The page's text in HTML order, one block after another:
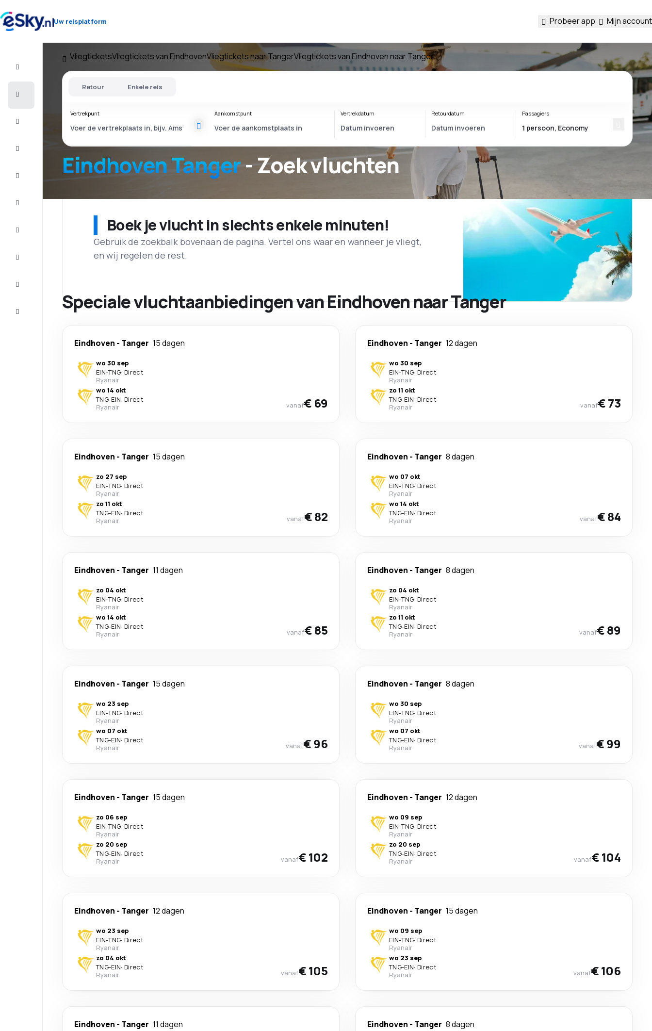
Uw reisplatform Probeer app Mijn account
VliegticketsVliegtickets van EindhovenVliegtickets naar TangerVliegtickets van Eindhoven naar Tanger
Eindhoven Tanger- Zoek vluchten
Retour Enkele reis
Vertrekpunt Aankomstpunt Vertrekdatum Retourdatum Passagiers
Boek je vlucht in slechts enkele minuten!
Gebruik de zoekbalk bovenaan de pagina. Vertel ons waar en wanneer je vliegt,
en wij regelen de rest.
Speciale vluchtaanbiedingen van Eindhoven naar Tanger
Eindhoven - Tanger 15 dagen
wo 30 sep
EIN-TNG· Direct
Ryanair
wo 14 okt
TNG-EIN· Direct
Ryanair
vanaf€ 69
Eindhoven - Tanger 12 dagen
wo 30 sep
EIN-TNG· Direct
Ryanair
zo 11 okt
TNG-EIN· Direct
Ryanair
vanaf€ 73
Eindhoven - Tanger 15 dagen
zo 27 sep
EIN-TNG· Direct
Ryanair
zo 11 okt
TNG-EIN· Direct
Ryanair
vanaf€ 82
Eindhoven - Tanger 8 dagen
wo 07 okt
EIN-TNG· Direct
Ryanair
wo 14 okt
TNG-EIN· Direct
Ryanair
vanaf€ 84
Eindhoven - Tanger 11 dagen
zo 04 okt
EIN-TNG· Direct
Ryanair
wo 14 okt
TNG-EIN· Direct
Ryanair
vanaf€ 85
Eindhoven - Tanger 8 dagen
zo 04 okt
EIN-TNG· Direct
Ryanair
zo 11 okt
TNG-EIN· Direct
Ryanair
vanaf€ 89
Eindhoven - Tanger 15 dagen
wo 23 sep
EIN-TNG· Direct
Ryanair
wo 07 okt
TNG-EIN· Direct
Ryanair
vanaf€ 96
Eindhoven - Tanger 8 dagen
wo 30 sep
EIN-TNG· Direct
Ryanair
wo 07 okt
TNG-EIN· Direct
Ryanair
vanaf€ 99
Eindhoven - Tanger 15 dagen
zo 06 sep
EIN-TNG· Direct
Ryanair
zo 20 sep
TNG-EIN· Direct
Ryanair
vanaf€ 102
Eindhoven - Tanger 12 dagen
wo 09 sep
EIN-TNG· Direct
Ryanair
zo 20 sep
TNG-EIN· Direct
Ryanair
vanaf€ 104
Eindhoven - Tanger 12 dagen
wo 23 sep
EIN-TNG· Direct
Ryanair
zo 04 okt
TNG-EIN· Direct
Ryanair
vanaf€ 105
Eindhoven - Tanger 15 dagen
wo 09 sep
EIN-TNG· Direct
Ryanair
wo 23 sep
TNG-EIN· Direct
Ryanair
vanaf€ 106
Eindhoven - Tanger 11 dagen Eindhoven - Tanger 8 dagen